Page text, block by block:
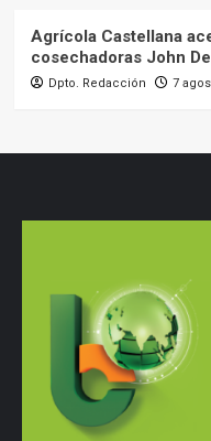
Agrícola Castellana
cosechadoras John
Dpto. Redacción 7